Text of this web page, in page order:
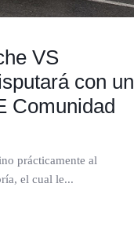
VS
con un
Comunidad
prácticamente al
el cual le...